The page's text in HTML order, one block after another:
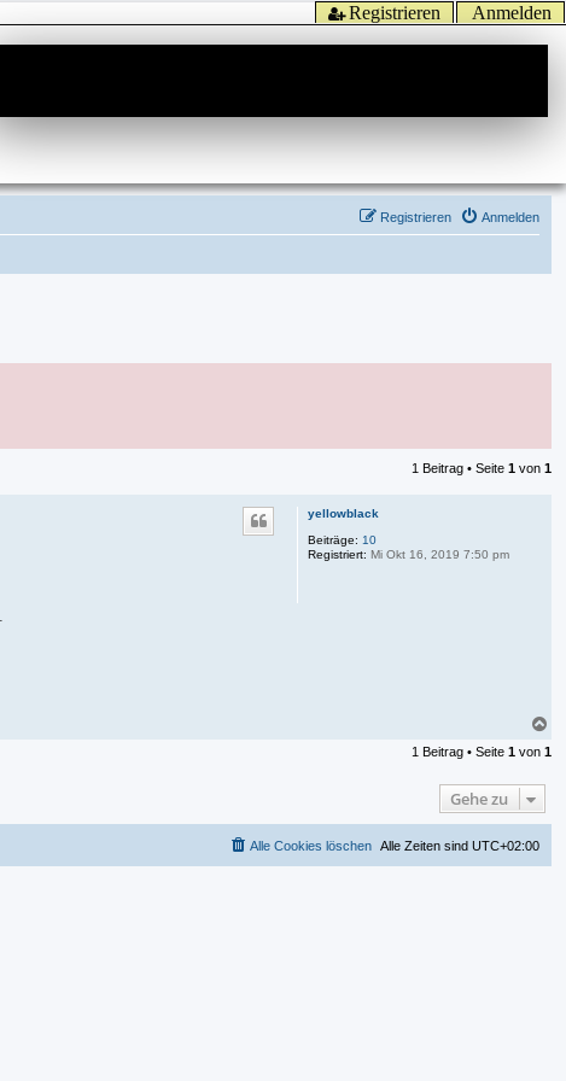
Anmelden
Registrieren
Anmelden
Registrieren
1 Beitrag • Seite 1 von 1
yellowblack
Beiträge: 10
Registriert: Mi Okt 16, 2019 7:50 pm
c
e
1 Beitrag • Seite 1 von 1
Gehe zu
Alle Zeiten sind UTC+02:00
Alle Cookies löschen